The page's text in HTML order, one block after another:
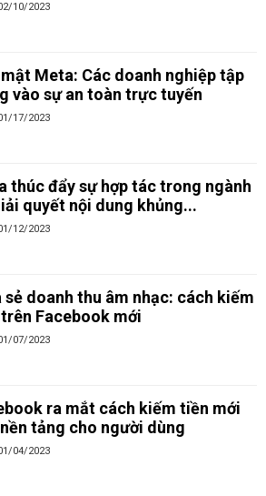
10/2023
Meta: Các doanh nghiệp tập
vào sự an toàn trực tuyến
17/2023
thúc đẩy sự hợp tác trong ngành
quyết nội dung khủng...
12/2023
sẻ doanh thu âm nhạc: cách kiếm
Facebook mới
07/2023
ra mắt cách kiếm tiền mới
tảng cho người dùng
04/2023